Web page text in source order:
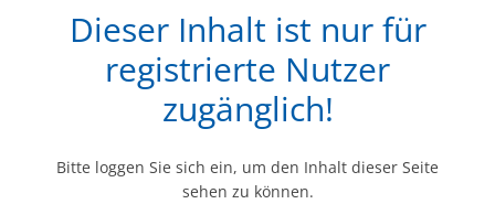
Dieser Inhalt ist nur für
registrierte Nutzer
zugänglich!
Bitte loggen Sie sich ein, um den Inhalt dieser Seite
sehen zu können.